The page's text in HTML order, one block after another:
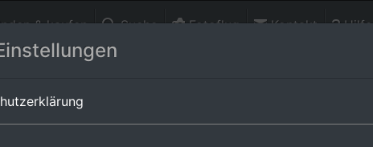
& kaufen Suche Fotoflug Kontakt Hilfe
Ardennes, Frankreich